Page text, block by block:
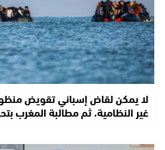
لا يمكن لقاض إسباني تقويض
غير النظامية، ثم مطالبة المغرب